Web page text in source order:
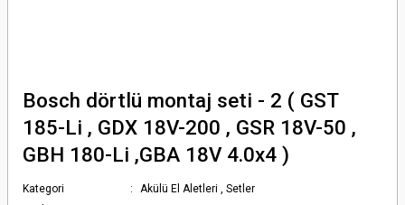
Bosch dörtlü montaj seti - 2 ( GST
185-Li , GDX 18V-200 , GSR 18V-50 ,
GBH 180-Li ,GBA 18V 4.0x4 )
Kategori Akülü El Aletleri ,Setler